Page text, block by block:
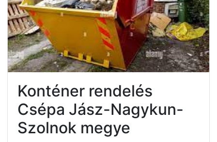
Konténer rendelés
Csépa Jász-Nagykun-
Szolnok megye